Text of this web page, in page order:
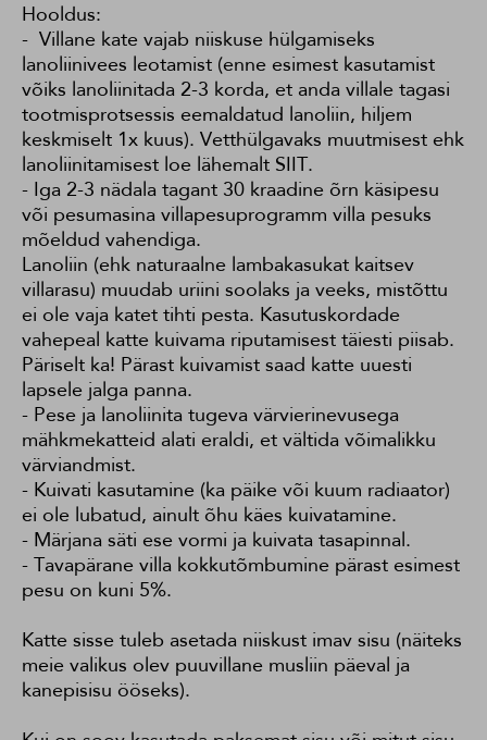
Hooldus:
- Villane kate vajab niiskuse hülgamiseks
lanoliinivees leotamist (enne esimest kasutamist
võiks lanoliinitada 2-3 korda, et anda villale tagasi
tootmisprotsessis eemaldatud lanoliin, hiljem
keskmiselt 1x kuus). Vetthülgavaks muutmisest ehk
lanoliinitamisest loe lähemalt SIIT.
- Iga 2-3 nädala tagant 30 kraadine õrn käsipesu
või pesumasina villapesuprogramm villa pesuks
mõeldud vahendiga.
Lanoliin (ehk naturaalne lambakasukat kaitsev
villarasu) muudab uriini soolaks ja veeks, mistõttu
ei ole vaja katet tihti pesta. Kasutuskordade
vahepeal katte kuivama riputamisest täiesti piisab.
Päriselt ka! Pärast kuivamist saad katte uuesti
lapsele jalga panna.
- Pese ja lanoliinita tugeva värvierinevusega
mähkmekatteid alati eraldi, et vältida võimalikku
värviandmist.
- Kuivati kasutamine (ka päike või kuum radiaator)
ei ole lubatud, ainult õhu käes kuivatamine.
- Märjana säti ese vormi ja kuivata tasapinnal.
- Tavapärane villa kokkutõmbumine pärast esimest
pesu on kuni 5%.
Katte sisse tuleb asetada niiskust imav sisu (näiteks
meie valikus olev puuvillane musliin päeval ja
kanepisisu ööseks).